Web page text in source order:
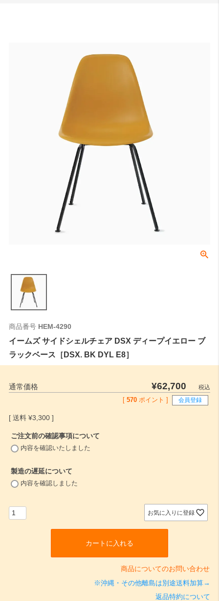
商品番号 HEM-4290
イームズ サイドシェルチェア DSX ディープイエロー ブ
ラックベース［DSX. BK DYL E8］
通常価格 ¥62,700
税込
570 ポイント ] 会員登録
¥3,300
ご注文前の確認事項について
内容を確認いたしました
製造の遅延について
(
内容を確認しました
お気に入りに登録
カートに入れる
商品についてのお問い合わせ
※沖縄・その他離島は別途送料加算→
返品特約について